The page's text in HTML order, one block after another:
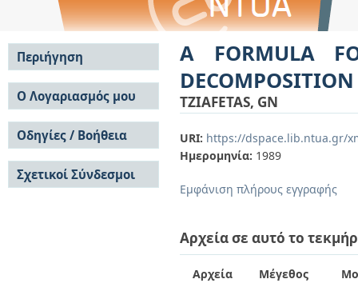
A FORMULA
DECOMPOSITION
TZIAFETAS, GN
URI: https://dspace.lib.ntua.gr/
Ημερομηνία: 1989
Εμφάνιση πλήρους εγγραφής
Αρχεία σε αυτό το
Αρχεία Μέγεθος
Περιήγηση
Σε όλο το DSpace
Κοινότητες & Συλλογές
Ανά Ημερομηνία
Έκδοσης
Συγγραφείς
Τίτλοι
Θέματα
Ο Λογαριασμός μου
Σύνδεση
Εγγραφή
Οδηγίες / Βοήθεια
Οδηγίες Υποβολής
Οδηγίες Χρήσης ΙΑ
Συχνές Ερωτήσεις
Σχετικοί Σύνδεσμοι